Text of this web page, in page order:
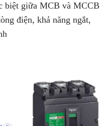
biệt giữa MCB và MCCB
điện, khả năng ngắt,